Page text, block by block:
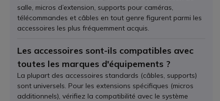
salle, micros d’extension, supports pour caméras,
télécommandes et câbles en tout genre figurent parmi les
accessoires les plus fréquemment acquis.
Les accessoires sont-ils compatibles avec
toutes les marques d'équipements ?
La plupart des accessoires standards (câbles, supports)
sont universels. Pour les extensions spécifiques (micros
additionnels), vérifiez la compatibilité avec le système